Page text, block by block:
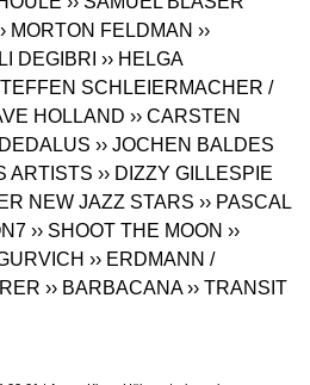
MORTON FELDMAN ››
DEGIBRI ›› HELGA
SCHLEIERMACHER /
HOLLAND ›› CARSTEN
DEDALUS ›› JOCHEN BALDES
ARTISTS ›› DIZZY GILLESPIE
NEW JAZZ STARS ›› PASCAL
›› SHOOT THE MOON ››
›› ERDMANN /
›› BARBACANA ›› TRANSIT